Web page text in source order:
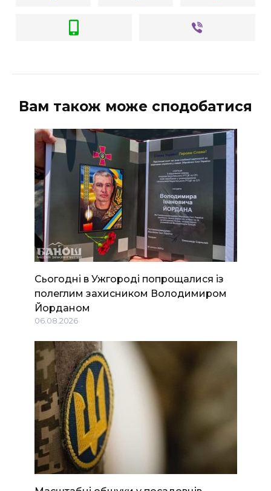
Вам також може сподобатися
Сьогодні в Ужгороді попрощалися із
полеглим захисником Володимиром
Йорданом
06.08.2026